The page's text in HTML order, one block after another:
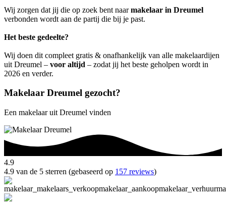
Wij zorgen dat jij die op zoek bent naarmakelaar in Dreumel
verbonden wordt aan de partij die bij je past.
Het beste gedeelte?
Wij doen dit compleet gratis & onafhankelijk van alle makelaardijen
uit Dreumel – voor altijd – zodat jij het beste geholpen wordt in
2026 en verder.
Makelaar Dreumel gezocht?
Een makelaar uit Dreumel vinden
4.9
4.9 van de 5 sterren (gebaseerd op 157 reviews)